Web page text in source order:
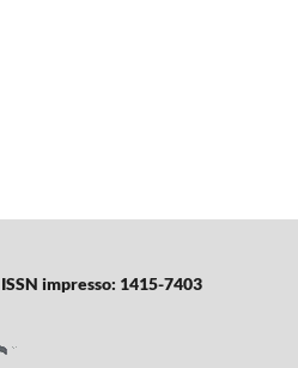
impresso: 1415-7403